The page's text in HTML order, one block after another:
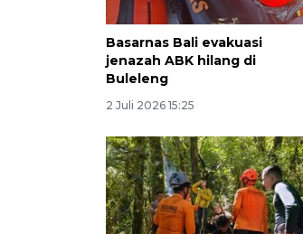
Basarnas Bali evakuasi
jenazah ABK hilang di
Buleleng
2 Juli 2026 15:25